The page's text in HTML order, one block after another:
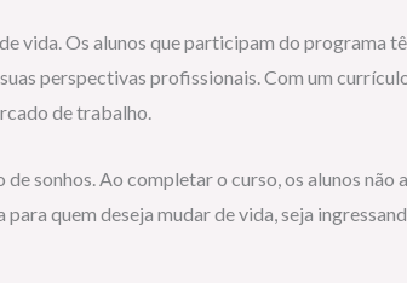
vida. Os alunos que participam do programa
perspectivas profissionais. Com um
de trabalho.
sonhos. Ao completar o curso, os alunos não
quem deseja mudar de vida, seja